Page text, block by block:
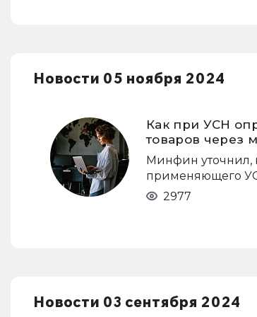
Новости 05 ноября 2024
Как при УСН
товаров через
Минфин уточнил,
применяющего
2977
Новости 03 сентября 2024